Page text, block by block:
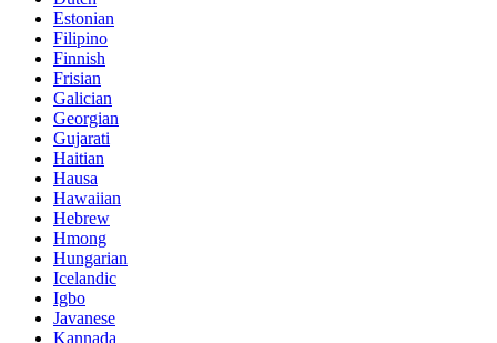
Estonian
Filipino
Finnish
Frisian
Galician
Georgian
Gujarati
Haitian
Hausa
Hawaiian
Hebrew
Hmong
Hungarian
Icelandic
Igbo
Javanese
Kannada